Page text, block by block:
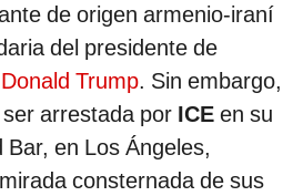
de origen armenio-iraní
del presidente de
Donald Trump. Sin embargo,
arrestada por ICE en su
en Los Ángeles,
consternada de sus